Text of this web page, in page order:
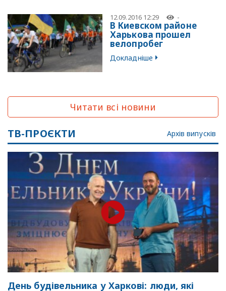
12.09.2016 12:29 -
В Киевском районе
Харькова прошел
велопробег
Докладніше
Читати всі новини
ТВ-ПРОЄКТИ Архів випусків
День будівельника у Харкові: люди, які